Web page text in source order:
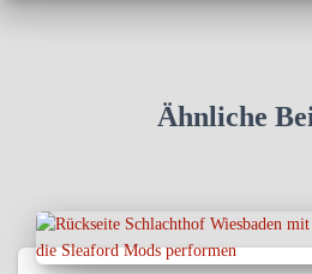
Ähnliche